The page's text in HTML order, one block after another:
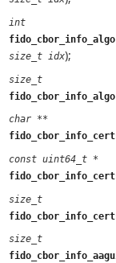
int
size_t idx);
size_t
char **
const uint64_t *
size_t
size_t